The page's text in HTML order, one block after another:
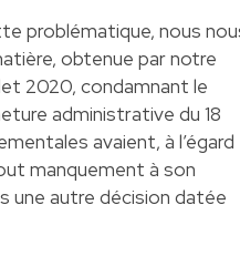
problématique, nous
obtenue par notre
2020, condamnant le
administrative du 18
avaient, à l’égard
manquement à son
une autre décision datée